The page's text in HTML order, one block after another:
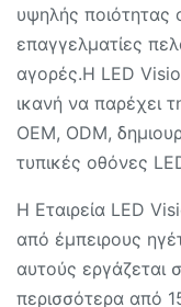
υψηλής ποιότητας
επαγγελματίες
αγορές.Η LED
ικανή να παρέχει
OEM, ODM,
τυπικές οθόνες
Η Εταιρεία LED
από έμπειρους
αυτούς εργάζεται
περισσότερα από